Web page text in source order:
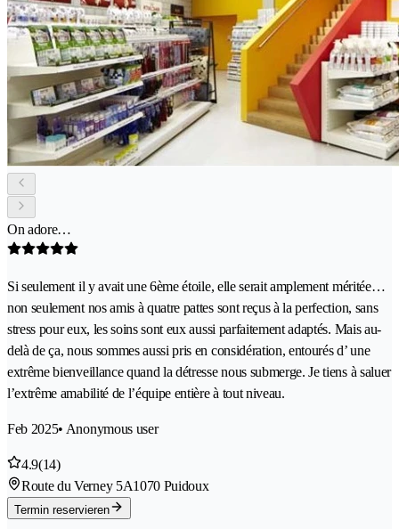
On adore…
Si seulement il y avait une 6ème étoile, elle serait amplement méritée…
non seulement nos amis à quatre pattes sont reçus à la perfection, sans
stress pour eux, les soins sont eux aussi parfaitement adaptés. Mais au-
delà de ça, nous sommes aussi pris en considération, entourés d’ une
extrême bienveillance quand la détresse nous submerge. Je tiens à saluer
l’extrême amabilité de l’équipe entière à tout niveau.
Feb 2025• Anonymous user
4.9(14)
Route du Verney 5A1070 Puidoux
Termin reservieren